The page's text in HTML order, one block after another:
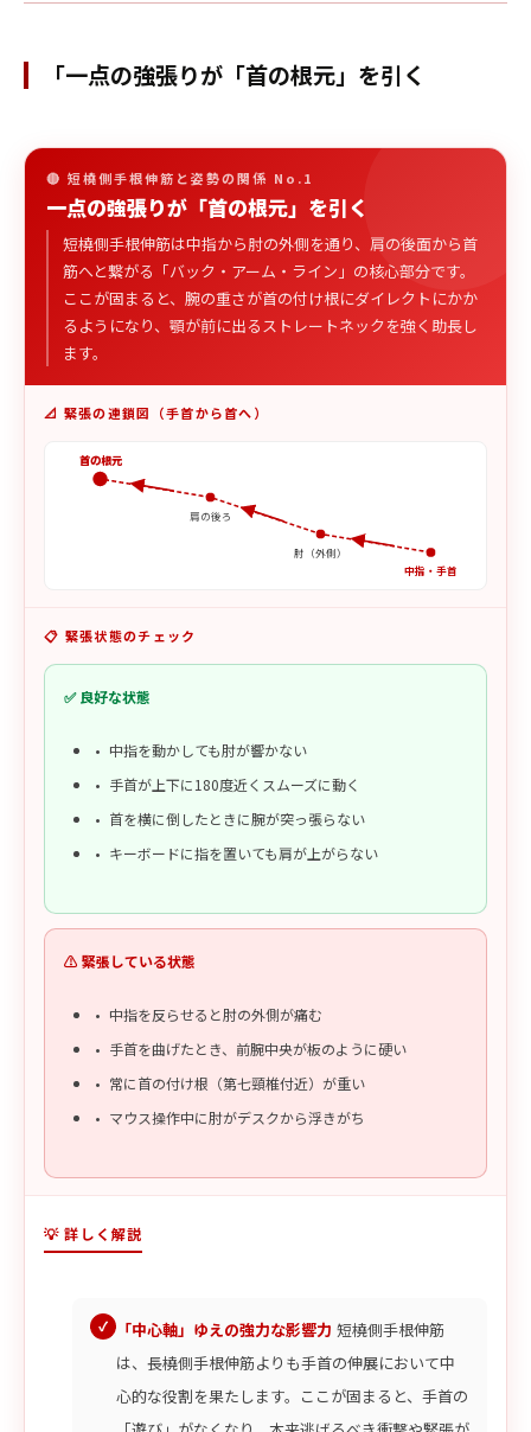
「一点の強張りが「首の根元」を引く
🔴 短橈側手根伸筋と姿勢の関係 No.1
一点の強張りが「首の根元」を引く
短橈側手根伸筋は中指から肘の外側を通り、肩の後面から首
筋へと繋がる「バック・アーム・ライン」の核心部分です。
ここが固まると、腕の重さが首の付け根にダイレクトにかか
るようになり、顎が前に出るストレートネックを強く助長し
ます。
📐 緊張の連鎖図（手首から首へ）
中指・手首
肘（外側）
肩の後ろ
首の根元
📋 緊張状態のチェック
✅ 良好な状態
中指を動かしても肘が響かない
手首が上下に180度近くスムーズに動く
首を横に倒したときに腕が突っ張らない
キーボードに指を置いても肩が上がらない
⚠️ 緊張している状態
中指を反らせると肘の外側が痛む
手首を曲げたとき、前腕中央が板のように硬い
常に首の付け根（第七頸椎付近）が重い
マウス操作中に肘がデスクから浮きがち
💡 詳しく解説
「中心軸」ゆえの強力な影響力 短橈側手根伸筋
は、長橈側手根伸筋よりも手首の伸展において中
心的な役割を果たします。ここが固まると、手首の